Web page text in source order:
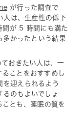
が行った調査で
人は、生産性の低下
間が 5 時間にも満た
多かったという結果
おきたい人は、一
ことをおすすめし
を迎えられるよう
るのもよいでしょ
ことも、睡眠の質を